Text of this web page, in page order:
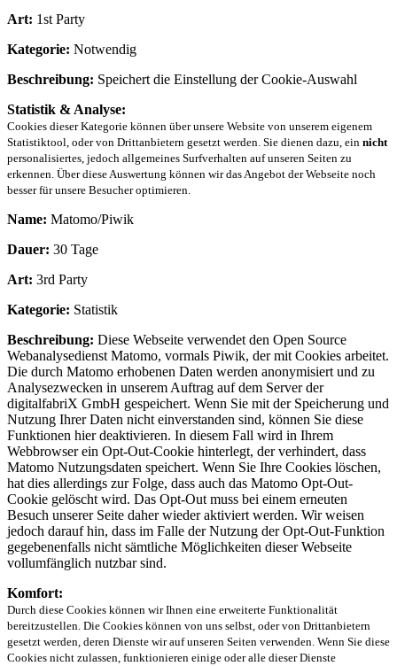
Art: 1st Party
Kategorie: Notwendig
Beschreibung: Speichert die Einstellung der Cookie-Auswahl
Statistik & Analyse:
Cookies dieser Kategorie können über unsere Website von unserem eigenem
Statistiktool, oder von Drittanbietern gesetzt werden. Sie dienen dazu, ein nicht
personalisiertes, jedoch allgemeines Surfverhalten auf unseren Seiten zu
erkennen. Über diese Auswertung können wir das Angebot der Webseite noch
besser für unsere Besucher optimieren.
Name: Matomo/Piwik
Dauer: 30 Tage
Art: 3rd Party
Kategorie: Statistik
Beschreibung: Diese Webseite verwendet den Open Source
Webanalysedienst Matomo, vormals Piwik, der mit Cookies arbeitet.
Die durch Matomo erhobenen Daten werden anonymisiert und zu
Analysezwecken in unserem Auftrag auf dem Server der
digitalfabriX GmbH gespeichert. Wenn Sie mit der Speicherung und
Nutzung Ihrer Daten nicht einverstanden sind, können Sie diese
Funktionen hier deaktivieren. In diesem Fall wird in Ihrem
Webbrowser ein Opt-Out-Cookie hinterlegt, der verhindert, dass
Matomo Nutzungsdaten speichert. Wenn Sie Ihre Cookies löschen,
hat dies allerdings zur Folge, dass auch das Matomo Opt-Out-
Cookie gelöscht wird. Das Opt-Out muss bei einem erneuten
Besuch unserer Seite daher wieder aktiviert werden. Wir weisen
jedoch darauf hin, dass im Falle der Nutzung der Opt-Out-Funktion
gegebenenfalls nicht sämtliche Möglichkeiten dieser Webseite
vollumfänglich nutzbar sind.
Komfort:
Durch diese Cookies können wir Ihnen eine erweiterte Funktionalität
bereitzustellen. Die Cookies können von uns selbst, oder von Drittanbietern
gesetzt werden, deren Dienste wir auf unseren Seiten verwenden. Wenn Sie diese
Cookies nicht zulassen, funktionieren einige oder alle dieser Dienste